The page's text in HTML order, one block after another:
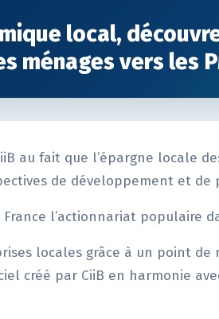
local,
ménages vers les
au fait que l’épargne locale
de développement et
l’actionnariat populaire
locales grâce à un point
créé par CiiB en harmonie